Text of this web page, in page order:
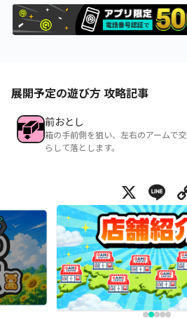
展開予定の遊び方 攻略記事
前おとし
箱の手前側を狙い、左右のアームで
らして落とします。
X